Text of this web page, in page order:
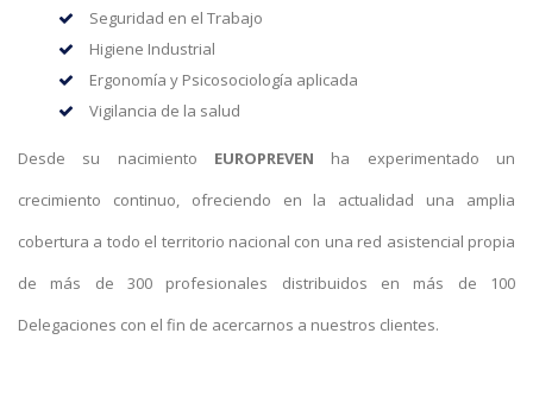
Seguridad en el Trabajo
Higiene Industrial
Ergonomía y Psicosociología aplicada
Vigilancia de la salud
Desde su nacimiento EUROPREVEN ha experimentado un
crecimiento continuo, ofreciendo en la actualidad una amplia
cobertura a todo el territorio nacional con una red asistencial propia
de más de 300 profesionales distribuidos en más de 100
Delegaciones con el fin de acercarnos a nuestros clientes.